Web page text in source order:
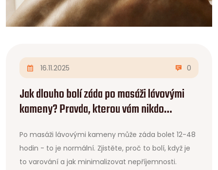
16.11.2025 0
Jak dlouho bolí záda po masáži lávovými
kameny? Pravda, kterou vám nikdo
Po masáži lávovými kameny může záda bolet 12-48
hodin - to je normální. Zjistěte, proč to bolí, když je
to varování a jak minimalizovat nepříjemnosti.